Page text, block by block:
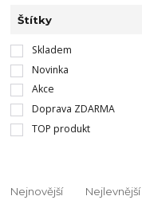
Štítky
Skladem
Novinka
Akce
Doprava ZDARMA
TOP produkt
Nejnovější Nejlevnější